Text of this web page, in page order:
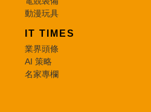
動漫玩具
IT TIMES
業界頭條
AI 策略
名家專欄